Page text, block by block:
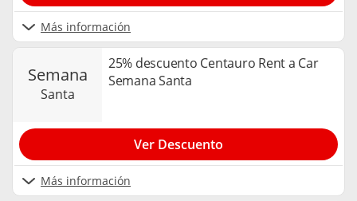
Más información
semana
santa
25% descuento Centauro Rent a Car
Semana Santa
Más información
Ver Descuento